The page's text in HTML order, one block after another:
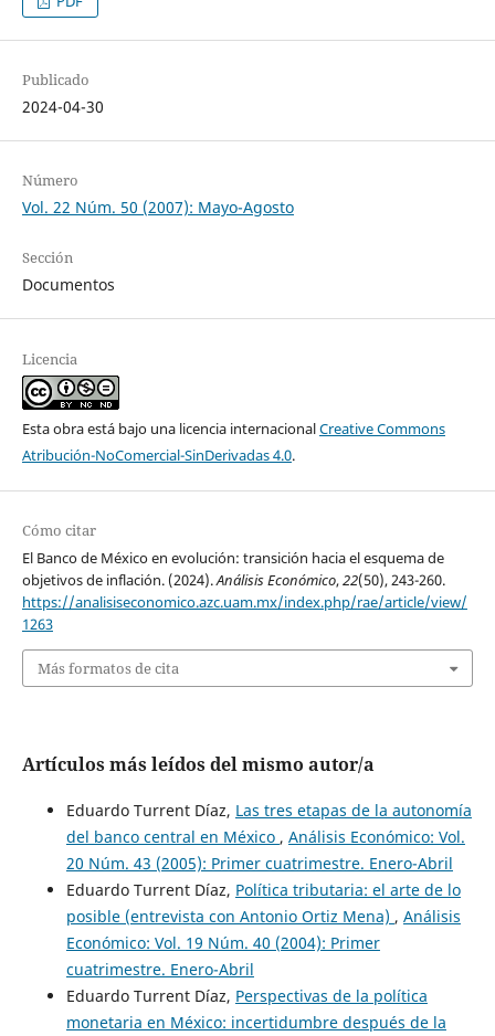
Publicado
2024-04-30
Número
Vol. 22 Núm. 50 (2007): Mayo-Agosto
Sección
Documentos
Licencia
Esta obra está bajo una licencia internacionalCreative Commons
Atribución-NoComercial-SinDerivadas 4.0.
Cómo citar
El Banco de México en evolución: transición hacia el esquema de
objetivos de inflación. (2024).Análisis Económico,22(50), 243-260.
https://analisiseconomico.azc.uam.mx/index.php/rae/article/view/
1263
Más formatos de cita
Artículos más leídos del mismo autor/a
Eduardo Turrent Díaz, Las tres etapas de la autonomía
del banco central en México , Análisis Económico: Vol.
20 Núm. 43 (2005): Primer cuatrimestre. Enero-Abril
Eduardo Turrent Díaz, Política tributaria: el arte de lo
posible (entrevista con Antonio Ortiz Mena) , Análisis
Económico: Vol. 19 Núm. 40 (2004): Primer
cuatrimestre. Enero-Abril
Eduardo Turrent Díaz, Perspectivas de la política
monetaria en México: incertidumbre después de la